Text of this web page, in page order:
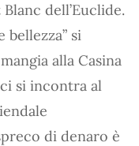
dell’Euclide.
bellezza” si
alla Casina
si incontra al
di denaro è